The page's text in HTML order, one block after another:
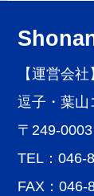
【運営会社
逗子・葉山
〒249-
TEL：046-
FAX：046-